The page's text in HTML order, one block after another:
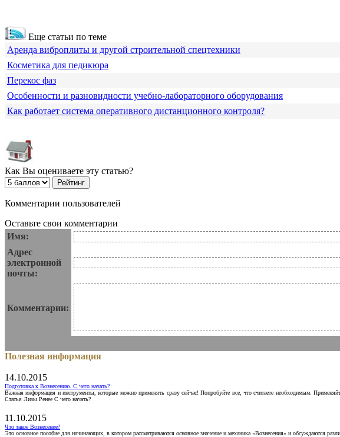
Еще статьи по теме
Аренда виброплиты и другой строительной спецтехники
Косметика для педикюра
Перекос фаз
Особенности и разновидности учебно-лабораторного оборудования
Как работает система оперативного дистанционного контроля?
Как Вы оцениваете эту статью?
Комментарии пользователей
Оставьте свои комментарии
Имя:
Адрес
электронной
почты:
Комментарии:
Полезная информация
14.10.2015
Подготовка к Вознесению. С чего начать?
Важная информация и инструменты, которые можно применять сразу сейчас! Попробуйте все, что считаете необходимым.
Статья Лизы Ренее С чего начать?
11.10.2015
Что такое Вознесение?
Это основное пособие для начинающих, в котором рассматриваются основное значение и механика «Вознесения» и обсуждаются